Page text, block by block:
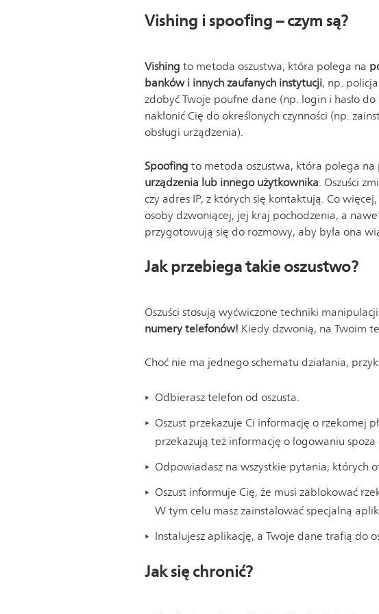
Vishing i spoofing – czym są?
Vishing to metoda oszustwa, która polega na
banków i innych zaufanych instytucji, np.
zdobyć Twoje poufne dane (np. login i hasło
nakłonić Cię do określonych czynności (np.
obsługi urządzenia).
Spoofing to metoda oszustwa, która polega na
urządzenia lub innego użytkownika. Oszuści
czy adres IP, z których się kontaktują. Co
osoby dzwoniącej, jej kraj pochodzenia, a
przygotowują się do rozmowy, aby była ona
Jak przebiega takie oszustwo?
Oszuści stosują wyćwiczone techniki
numery telefonów! Kiedy dzwonią, na Twoim
Choć nie ma jednego schematu działania,
Odbierasz telefon od oszusta.
Oszust przekazuje Ci informację o rzekomej
przekazują też informację o logowaniu spoza
Odpowiadasz na wszystkie pytania, których
Oszust informuje Cię, że musi zablokować
W tym celu masz zainstalować specjalną
Instalujesz aplikację, a Twoje dane trafią do
Jak się chronić?